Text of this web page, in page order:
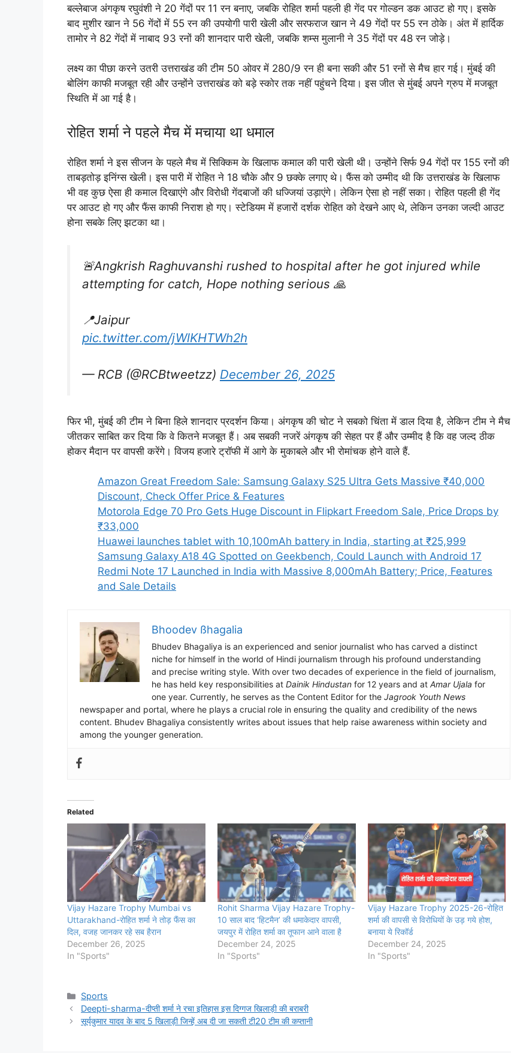
बल्लेबाज अंगकृष रघुवंशी ने 20 गेंदों पर 11 रन बनाए, जबकि रोहित शर्मा पहली ही गेंद पर गोल्डन डक आउट हो गए। इसके
बाद मुशीर खान ने 56 गेंदों में 55 रन की उपयोगी पारी खेली और सरफराज खान ने 49 गेंदों पर 55 रन ठोके। अंत में हार्दिक
तामोर ने 82 गेंदों में नाबाद 93 रनों की शानदार पारी खेली, जबकि शम्स मुलानी ने 35 गेंदों पर 48 रन जोड़े।
लक्ष्य का पीछा करने उतरी उत्तराखंड की टीम 50 ओवर में 280/9 रन ही बना सकी और 51 रनों से मैच हार गई। मुंबई की
बोलिंग काफी मजबूत रही और उन्होंने उत्तराखंड को बड़े स्कोर तक नहीं पहुंचने दिया। इस जीत से मुंबई अपने ग्रुप में मजबूत
स्थिति में आ गई है।
रोहित शर्मा ने पहले मैच में मचाया था धमाल
रोहित शर्मा ने इस सीजन के पहले मैच में सिक्किम के खिलाफ कमाल की पारी खेली थी। उन्होंने सिर्फ 94 गेंदों पर 155 रनों की
ताबड़तोड़ इनिंग्स खेली। इस पारी में रोहित ने 18 चौके और 9 छक्के लगाए थे। फैंस को उम्मीद थी कि उत्तराखंड के खिलाफ
भी वह कुछ ऐसा ही कमाल दिखाएंगे और विरोधी गेंदबाजों की धज्जियां उड़ाएंगे। लेकिन ऐसा हो नहीं सका। रोहित पहली ही गेंद
पर आउट हो गए और फैंस काफी निराश हो गए। स्टेडियम में हजारों दर्शक रोहित को देखने आए थे, लेकिन उनका जल्दी आउट
होना सबके लिए झटका था।
🚨Angkrish Raghuvanshi rushed to hospital after he got injured while
attempting for catch, Hope nothing serious 🙏
📍Jaipur
pic.twitter.com/jWlKHTWh2h
— RCB (@RCBtweetzz) December 26, 2025
फिर भी, मुंबई की टीम ने बिना हिले शानदार प्रदर्शन किया। अंगकृष की चोट ने सबको चिंता में डाल दिया है, लेकिन टीम ने मैच
जीतकर साबित कर दिया कि वे कितने मजबूत हैं। अब सबकी नजरें अंगकृष की सेहत पर हैं और उम्मीद है कि वह जल्द ठीक
होकर मैदान पर वापसी करेंगे। विजय हजारे ट्रॉफी में आगे के मुकाबले और भी रोमांचक होने वाले हैं.
Amazon Great Freedom Sale: Samsung Galaxy S25 Ultra Gets Massive ₹40,000
Discount, Check Offer Price & Features
Motorola Edge 70 Pro Gets Huge Discount in Flipkart Freedom Sale, Price Drops by
₹33,000
Huawei launches tablet with 10,100mAh battery in India, starting at ₹25,999
Samsung Galaxy A18 4G Spotted on Geekbench, Could Launch with Android 17
Redmi Note 17 Launched in India with Massive 8,000mAh Battery; Price, Features
and Sale Details
Bhoodev ßhagalia
Bhudev Bhagaliya is an experienced and senior journalist who has carved a distinct
niche for himself in the world of Hindi journalism through his profound understanding
and precise writing style. With over two decades of experience in the field of journalism,
he has held key responsibilities at Dainik Hindustan for 12 years and at Amar Ujala for
one year. Currently, he serves as the Content Editor for the Jagrook Youth News
newspaper and portal, where he plays a crucial role in ensuring the quality and credibility of the news
content. Bhudev Bhagaliya consistently writes about issues that help raise awareness within society and
among the younger generation.
Related
Vijay Hazare Trophy Mumbai vs
Uttarakhand-रोहित शर्मा ने तोड़ फैंस का
दिल, वजह जानकर रहे सब हैरान
December 26, 2025
In "Sports"
Rohit Sharma Vijay Hazare Trophy-
10 साल बाद ‘हिटमैन’ की धमाकेदार वापसी,
जयपुर में रोहित शर्मा का तूफान आने वाला है
December 24, 2025
In "Sports"
Vijay Hazare Trophy 2025-26-रोहित
शर्मा की वापसी से विरोधियों के उड़ गये होश,
बनाया ये रिकॉर्ड
December 24, 2025
In "Sports"
Categories
Sports
Deepti-sharma-दीप्ती शर्मा ने रचा इतिहास इस दिग्गज खिलाड़ी की बराबरी
सूर्यकुमार यादव के बाद 5 खिलाड़ी जिन्हें अब दी जा सकती टी20 टीम की कप्तानी